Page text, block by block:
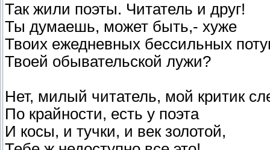
Так жили поэты. Читатель и друг!
Ты думаешь, может быть,- хуже
Твоих ежедневных бессильных
Твоей обывательской лужи?
Нет, милый читатель, мой критик
По крайности, есть у поэта
И косы, и тучки, и век золотой,